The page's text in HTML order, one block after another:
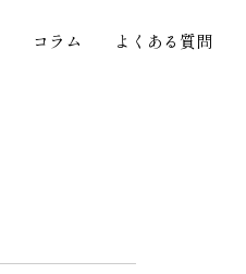
コラム よくある質問